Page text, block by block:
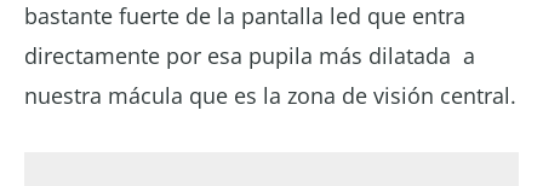
bastante fuerte de la pantalla led que entra
directamente por esa pupila más dilatada a
nuestra mácula que es la zona de visión central.